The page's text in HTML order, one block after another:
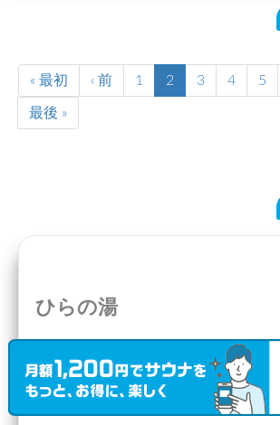
« 最初 ‹ 前 1 2 3 4 5
最後 »
ひらの湯
〒666-0155 兵庫県川西市西畦野南山南山２